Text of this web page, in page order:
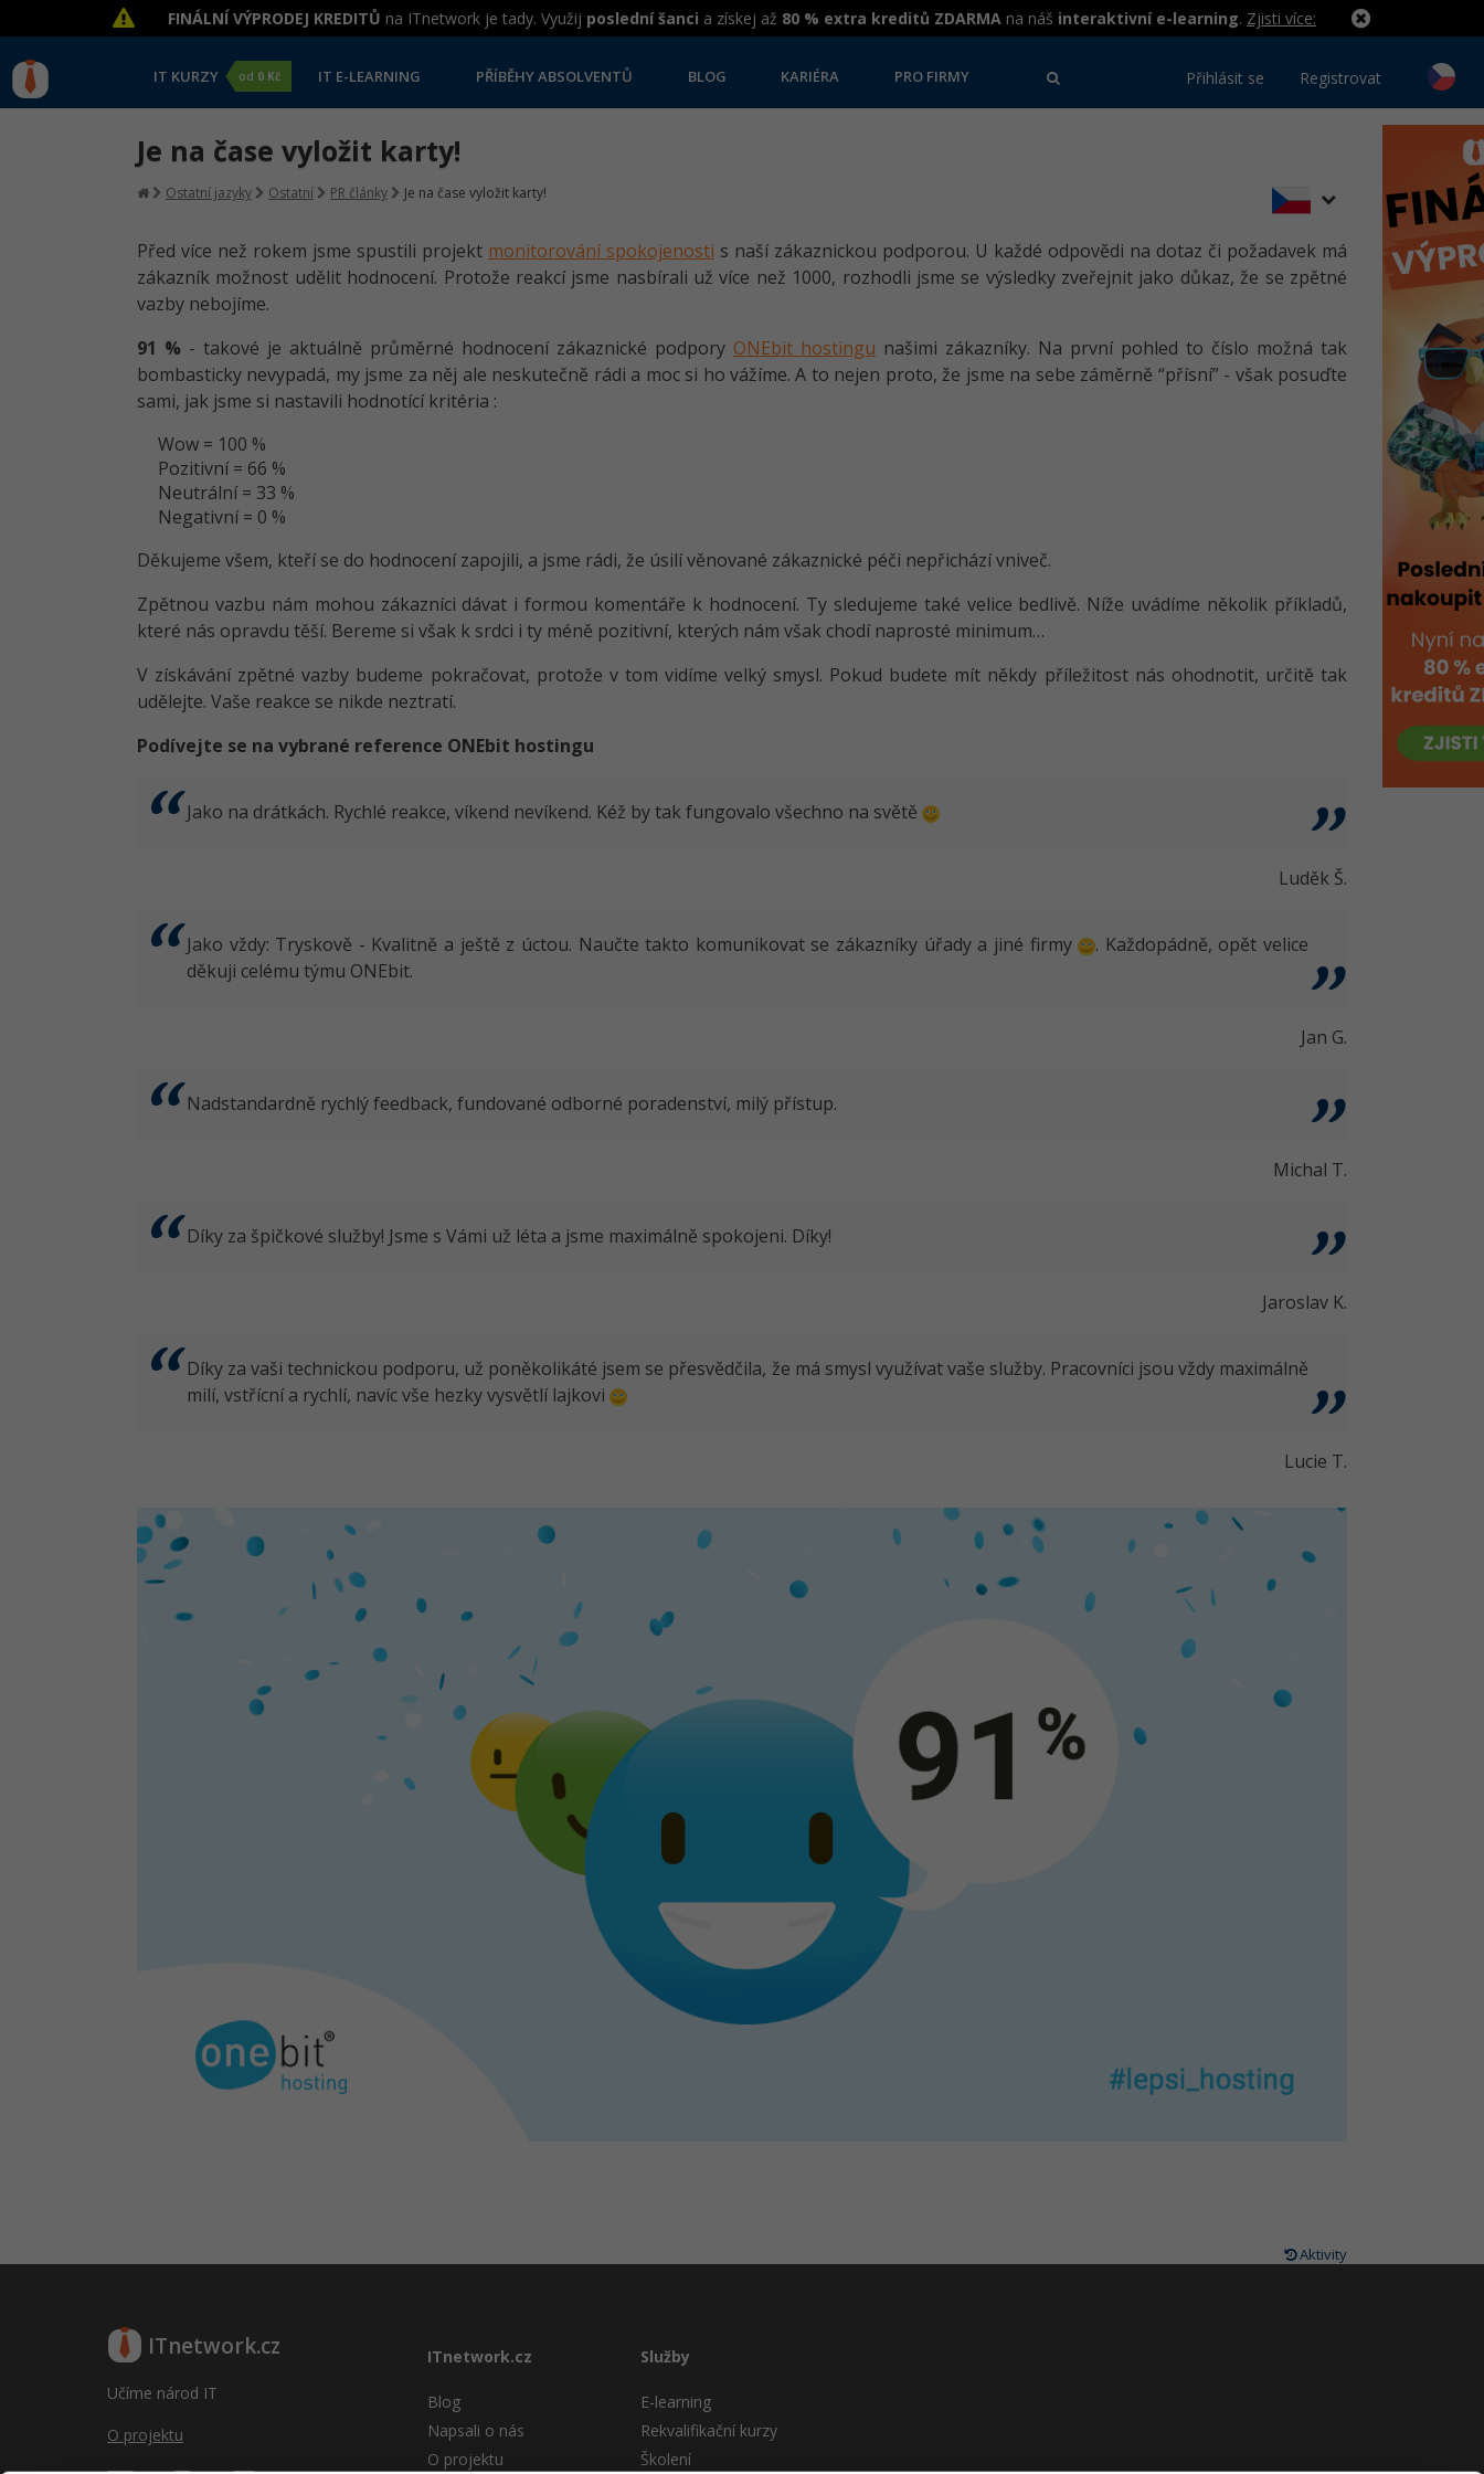
FINÁLNÍ VÝPRODEJ KREDITŮ na ITnetwork je tady. Využij poslední šanci a získej až 80 % extra kreditů ZDARMA na náš interaktivní e-learning. Zjisti více:
IT KURZY od 0 Kč IT E-LEARNING PŘÍBĚHY ABSOLVENTŮ BLOG KARIÉRA PRO FIRMY Přihlásit se Registrovat
Je na čase vyložit karty!
Ostatní jazyky Ostatní PR články Je na čase vyložit karty!
Před více než rokem jsme spustili projekt monitorování spokojenosti s naší zákaznickou podporou. U každé odpovědi na dotaz či požadavek má
zákazník možnost udělit hodnocení. Protože reakcí jsme nasbírali už více než 1000, rozhodli jsme se výsledky zveřejnit jako důkaz, že se zpětné
vazby nebojíme.
91 % - takové je aktuálně průměrné hodnocení zákaznické podpory ONEbit hostingu našimi zákazníky. Na první pohled to číslo možná tak
bombasticky nevypadá, my jsme za něj ale neskutečně rádi a moc si ho vážíme. A to nejen proto, že jsme na sebe záměrně “přísní” - však posuďte
sami, jak jsme si nastavili hodnotící kritéria :
Wow = 100 %
Pozitivní = 66 %
Neutrální = 33 %
Negativní = 0 %
Děkujeme všem, kteří se do hodnocení zapojili, a jsme rádi, že úsilí věnované zákaznické péči nepřichází vniveč.
Zpětnou vazbu nám mohou zákazníci dávat i formou komentáře k hodnocení. Ty sledujeme také velice bedlivě. Níže uvádíme několik příkladů,
které nás opravdu těší. Bereme si však k srdci i ty méně pozitivní, kterých nám však chodí naprosté minimum…
V získávání zpětné vazby budeme pokračovat, protože v tom vidíme velký smysl. Pokud budete mít někdy příležitost nás ohodnotit, určitě tak
udělejte. Vaše reakce se nikde neztratí.
Podívejte se na vybrané reference ONEbit hostingu
Jako na drátkách. Rychlé reakce, víkend nevíkend. Kéž by tak fungovalo všechno na světě
Luděk Š.
Jako vždy: Tryskově - Kvalitně a ještě z úctou. Naučte takto komunikovat se zákazníky úřady a jiné firmy
. Každopádně, opět velice
děkuji celému týmu ONEbit.
Jan G.
Nadstandardně rychlý feedback, fundované odborné poradenství, milý přístup.
Michal T.
Díky za špičkové služby! Jsme s Vámi už léta a jsme maximálně spokojeni. Díky!
Jaroslav K.
Díky za vaši technickou podporu, už poněkolikáté jsem se přesvědčila, že má smysl využívat vaše služby. Pracovníci jsou vždy maximálně
milí, vstřícní a rychlí, navíc vše hezky vysvětlí lajkovi
Lucie T.
Aktivity
ITnetwork.cz
Učíme národ IT
O projektu
ITnetwork.cz
Blog
Napsali o nás
O projektu
Služby
E-learning
Rekvalifikační kurzy
Školení